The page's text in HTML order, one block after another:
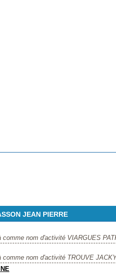
JEAN PIERRE
comme nom d'activité VIARGUES
comme nom d'activité TROUVE